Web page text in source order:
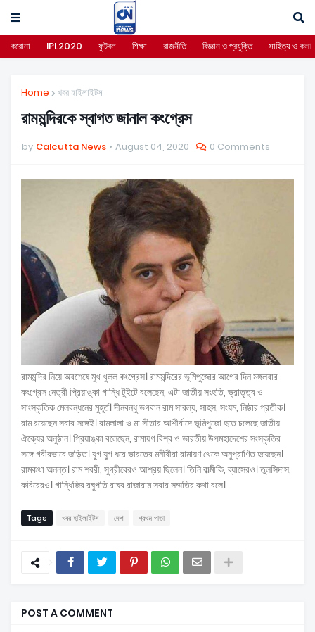
করোনা IPL2020 ফুটবল শিক্ষা রাজনীতি বিজ্ঞান ও প্রযুক্তি সাহিত্য ও কলা
Home খবর হাইলাইটস
রামমন্দিরকে স্বাগত জানাল কংগ্রেস
by Calcutta News August 04, 2020 0 Comments
রামমন্দির নিয়ে অবশেষে মুখ খুলল কংগ্রেস। রামমন্দিরের ভূমিপুজোর আগের দিন মঙ্গলবার
কংগ্রেস নেত্রী প্রিয়াঙ্কা গান্ধি টুইটে বলেছেন, এটা জাতীয় সংহতি, ভ্রাতৃত্ব ও
সাংস্কৃতিক মেলবন্ধনের মুহূর্ত। দীনবন্ধু ভগবান রাম সারল্য, সাহস, সংযম, নিষ্ঠার প্রতীক।
রাম রয়েছেন সবার সঙ্গেই। রামলালা ও মা সীতার আশীর্বাদে ভূমিপুজো হতে চলেছে জাতীয়
ঐক্যের অনুষ্ঠান। প্রিয়াঙ্কা বলেছেন, রামায়ণ বিশ্ব ও ভারতীয় উপমহাদেশের সংস্কৃতির
সঙ্গে গবীরভাবে জড়িত। যুগ যুগ ধরে ভারতের মনীষীরা রামায়ণ থেকে অনুপ্রাণিত হয়েছেন।
রামকথা অনন্ত। রাম শবরী, সুগ্রীবেরও আশ্রয় ছিলেন। তিনি বাল্মীকি, ব্যাসেরও। তুলসিদাস,
কবিরেরও। গান্ধিজির রঘুপতি রাঘব রাজারাম সবার সম্মতির কথা বলে।
Tags খবর হাইলাইটস দেশ প্রথম পাতা
POST A COMMENT